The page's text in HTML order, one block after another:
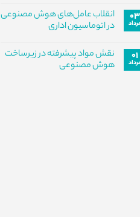
در
عامل‌های
هوش
دیدگاهی
برای
تبعیض
در
مصنوعی:
چالش
جدید
ثبت
نشده ۰۳ انقلاب عامل‌های هوش مصنوعی
در اتوماسیون اداری
دیدگاهی
برای
انقلاب
عامل‌های
ثبت
نشده ۰۱ نقش مواد پیشرفته در زیرساخت
هوش مصنوعی